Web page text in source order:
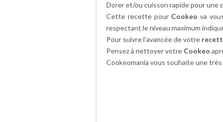
Dorer et/ou cuisson rapide pour une
Cette recette pour Cookeo va
respectant le niveau maximum
Pour suivre l'avancée de votre
Pensez à nettoyer votre Cookeo
Cookeomania vous souhaite une